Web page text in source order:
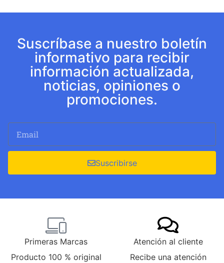
Suscríbase a nuestro boletín
informativo para recibir
información actualizada,
noticias, opiniones o
promociones.
Suscribirse
Primeras Marcas
Producto 100 % original
Atención al cliente
Recibe una atención